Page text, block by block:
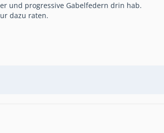
und progressive Gabelfedern drin hab.
dazu raten.